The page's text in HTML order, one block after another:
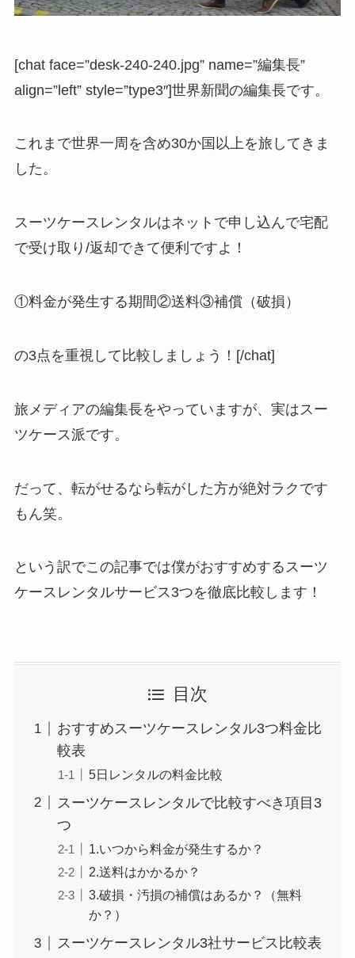
[chat face=”desk-240-240.jpg” name=”編集長”
align=”left” style=”type3″]世界新聞の編集長です。
これまで世界一周を含め30か国以上を旅してきま
した。
スーツケースレンタルはネットで申し込んで宅配
で受け取り/返却できて便利ですよ！
①料金が発生する期間②送料③補償（破損）
の3点を重視して比較しましょう！[/chat]
旅メディアの編集長をやっていますが、実はスー
ツケース派です。
だって、転がせるなら転がした方が絶対ラクです
もん笑。
という訳でこの記事では僕がおすすめするスーツ
ケースレンタルサービス3つを徹底比較します！
目次
おすすめスーツケースレンタル3つ料金比
較表
5日レンタルの料金比較
スーツケースレンタルで比較すべき項目3
つ
1.いつから料金が発生するか？
2.送料はかかるか？
3.破損・汚損の補償はあるか？（無料
か？）
スーツケースレンタル3社サービス比較表